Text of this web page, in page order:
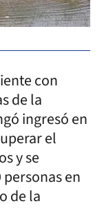
con
de la
ingresó en
el
y se
en
de la